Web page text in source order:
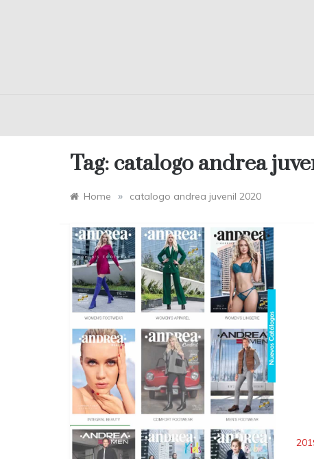
Tag: catalogo andrea
Home » catalogo andrea juvenil 2020